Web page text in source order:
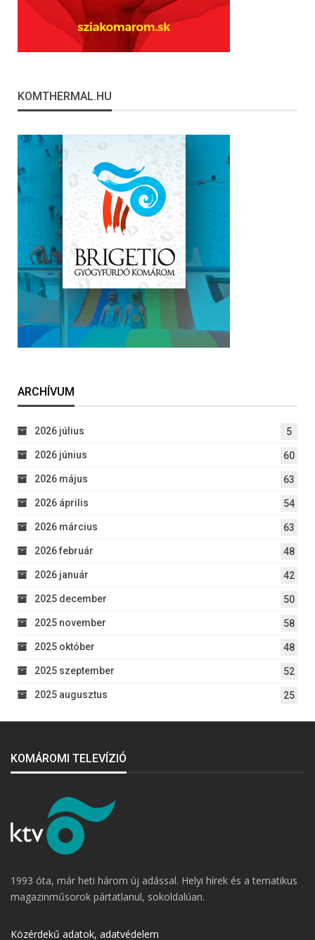
KOMTHERMAL.HU
ARCHÍVUM
2026 július 5
2026 június 60
2026 május 63
2026 április 54
2026 március 63
2026 február 48
2026 január 42
2025 december 50
2025 november 58
2025 október 48
2025 szeptember 52
2025 augusztus 25
KOMÁROMI TELEVÍZIÓ
1993 óta, már heti három új adással. Helyi hírek és a tematikus
magazinműsorok pártatlanul, sokoldalúan.
Közérdekű adatok, adatvédelem